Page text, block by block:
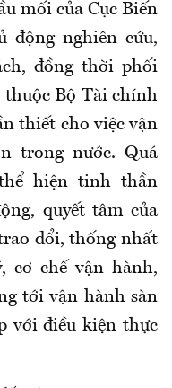
mối của Cục Biến
động nghiên cứu,
đồng thời phối
thuộc Bộ Tài chính
thiết cho việc vận
trong nước. Quá
hiện tinh thần
quyết tâm của
đổi, thống nhất
cơ chế vận hành,
tới vận hành sàn
với điều kiện thực